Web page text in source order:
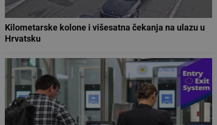
Kilometarske kolone i višesatna čekanja na ulazu u
Hrvatsku